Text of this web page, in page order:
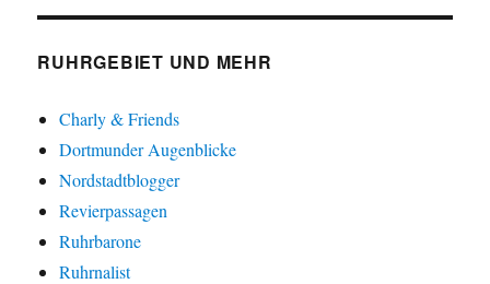
RUHRGEBIET UND MEHR
Charly & Friends
Dortmunder Augenblicke
Nordstadtblogger
Revierpassagen
Ruhrbarone
Ruhrnalist